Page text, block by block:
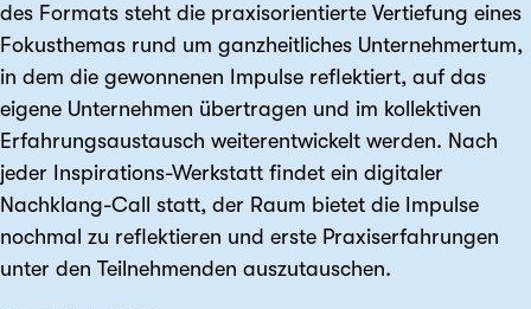
des Formats steht die praxisorientierte Vertiefung eines
Fokusthemas rund um ganzheitliches Unternehmertum,
in dem die gewonnenen Impulse reflektiert, auf das
eigene Unternehmen übertragen und im kollektiven
Erfahrungsaustausch weiterentwickelt werden. Nach
jeder Inspirations-Werkstatt findet ein digitaler
Nachklang-Call statt, der Raum bietet die Impulse
nochmal zu reflektieren und erste Praxiserfahrungen
unter den Teilnehmenden auszutauschen.